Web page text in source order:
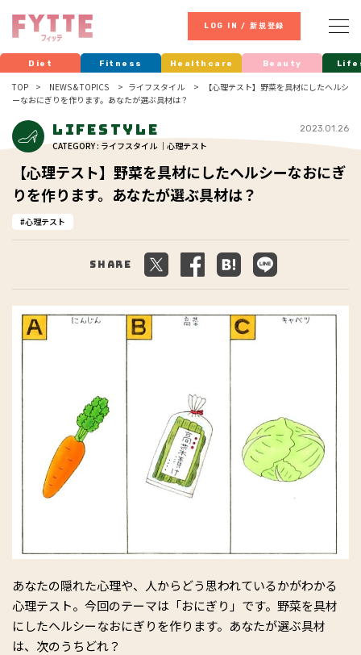
LOG IN / 新規登録
Diet Fitness Healthcare Beauty
TOP NEWS & TOPICS ライフスタイル
【心理テスト】野菜を具材にしたヘルシ
ーなおにぎりを作ります。あなたが選ぶ具材は？
Lifestyle
CATEGORY : ライフスタイル ｜心理テスト
2023.01.26
【心理テスト】野菜を具材にしたヘルシーなおにぎ
りを作ります。あなたが選ぶ具材は？
心理テスト
Share
あなたの隠れた心理や、人からどう思われているかがわかる
心理テスト。今回のテーマは「おにぎり」です。野菜を具材
にしたヘルシーなおにぎりを作ります。あなたが選ぶ具材
は、次のうちどれ？